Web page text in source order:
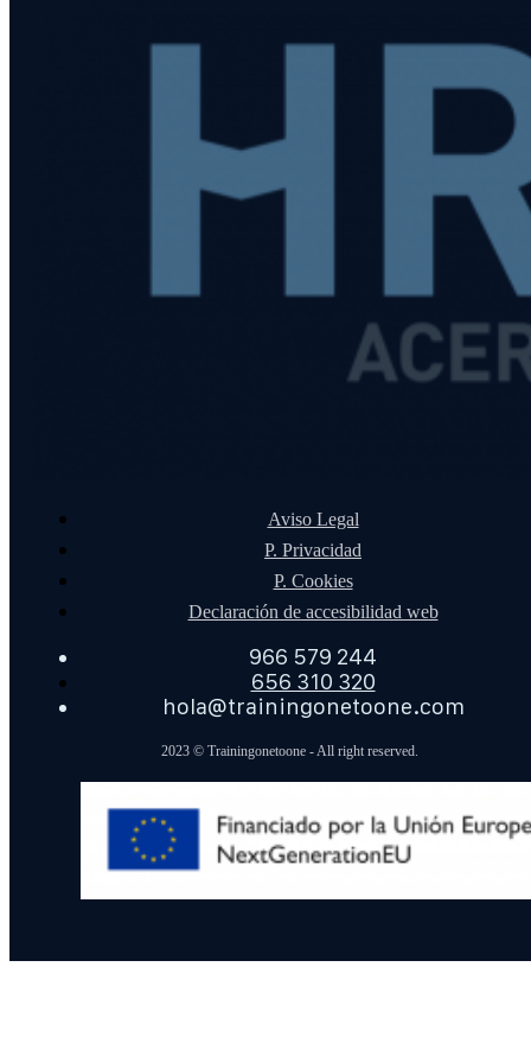
Aviso Legal
P. Privacidad
P. Cookies
Declaración de accesibilidad web
966 579 244
656 310 320
hola@trainingonetoone.com
2023 © Trainingonetoone - All right reserved.